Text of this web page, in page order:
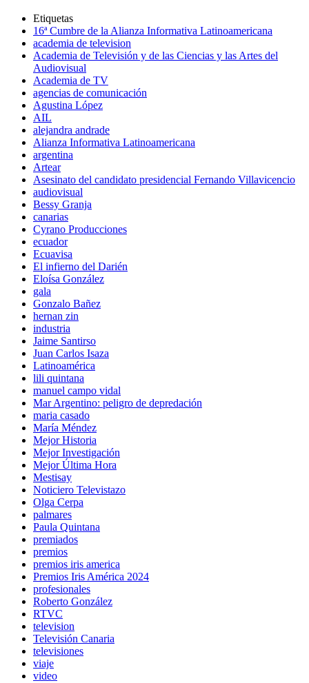
Etiquetas
16ª Cumbre de la Alianza Informativa Latinoamericana
academia de television
Academia de Televisión y de las Ciencias y las Artes del
Audiovisual
Academia de TV
agencias de comunicación
Agustina López
AIL
alejandra andrade
Alianza Informativa Latinoamericana
argentina
Artear
Asesinato del candidato presidencial Fernando Villavicencio
audiovisual
Bessy Granja
canarias
Cyrano Producciones
ecuador
Ecuavisa
El infierno del Darién
Eloísa González
gala
Gonzalo Bañez
hernan zin
industria
Jaime Santirso
Juan Carlos Isaza
Latinoamérica
lili quintana
manuel campo vidal
Mar Argentino: peligro de depredación
maria casado
María Méndez
Mejor Historia
Mejor Investigación
Mejor Última Hora
Mestisay
Noticiero Televistazo
Olga Cerpa
palmares
Paula Quintana
premiados
premios
premios iris america
Premios Iris América 2024
profesionales
Roberto González
RTVC
television
Televisión Canaria
televisiones
viaje
video